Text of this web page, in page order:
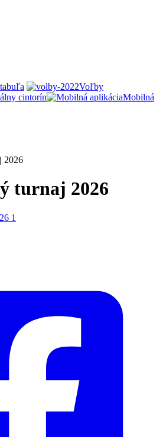
Voľby
cintorín
Mobilná
2026
turnaj 2026